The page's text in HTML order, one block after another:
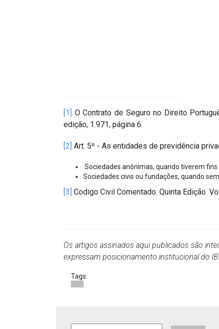
[1] O Contrato de Seguro no Direito
edição, 1.971, página 6.
[2] Art. 5º - As entidades de previdência
Sociedades anônimas, quando tiverem
Sociedades civis ou fundações, quando
[3] Codigo Civil Comentado. Quinta Edição.
Os artigos assinados aqui publicados são
expressam posicionamento institucional do
Tags: